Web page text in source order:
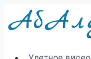
Перейти